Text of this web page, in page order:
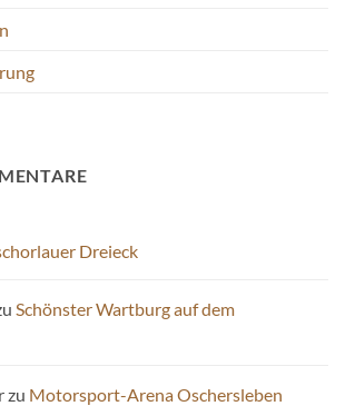
Dreieck
Schönster Wartburg auf dem
zu Motorsport-Arena Oschersleben